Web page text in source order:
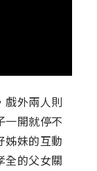
外兩人則
一開就停不
姊妹的互動
全的父女關